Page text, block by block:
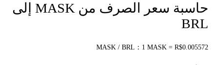
حاسبة سعر الصرف من MASK إلى
BRL
MASK / BRL：1 MASK = R$0.005572